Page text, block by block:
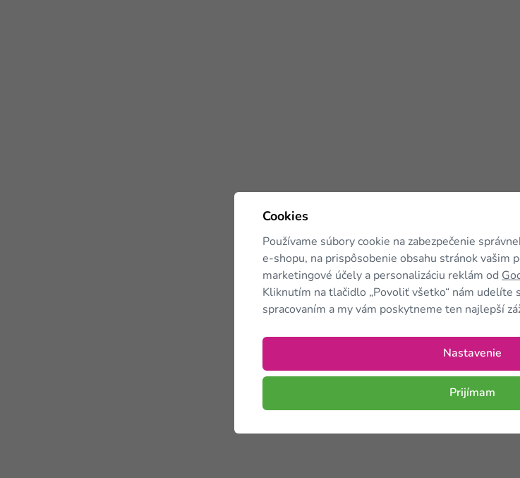
Cookies
Používame súbory cookie na zabezpečenie
e-shopu, na prispôsobenie obsahu stránok vašim
marketingové účely a personalizáciu reklám od
Kliknutím na tlačidlo „Povoliť všetko“ nám udelíte
spracovaním a my vám poskytneme ten najlepší
Nastavenie
Prijímam